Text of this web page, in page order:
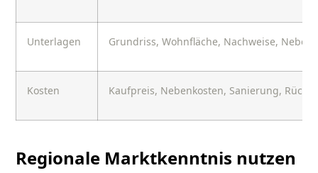
Unterlagen Grundriss, Wohnfläche, Nachweise,
Kosten Kaufpreis, Nebenkosten, Sanierung,
Regionale Marktkenntnis nutzen